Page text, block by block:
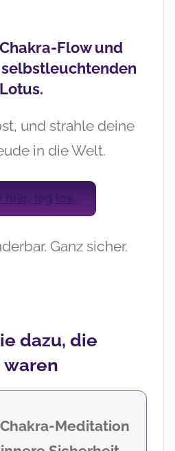
Flow und
Lotus.
und strahle deine
in die Welt.
hier, leg los.
Ganz sicher.
dazu, die
waren
Meditation